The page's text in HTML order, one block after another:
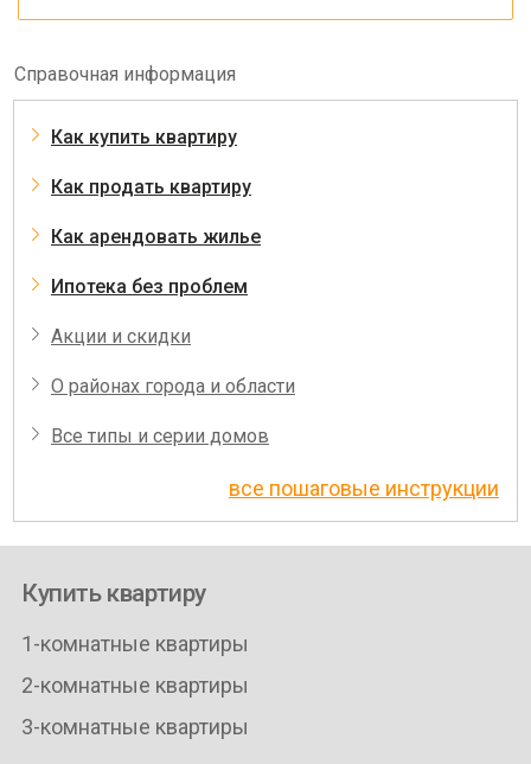
Справочная информация
Как купить квартиру
Как продать квартиру
Как арендовать жилье
Ипотека без проблем
Акции и скидки
О районах города и области
Все типы и серии домов
все пошаговые инструкции
Купить квартиру
1-комнатные квартиры
2-комнатные квартиры
3-комнатные квартиры